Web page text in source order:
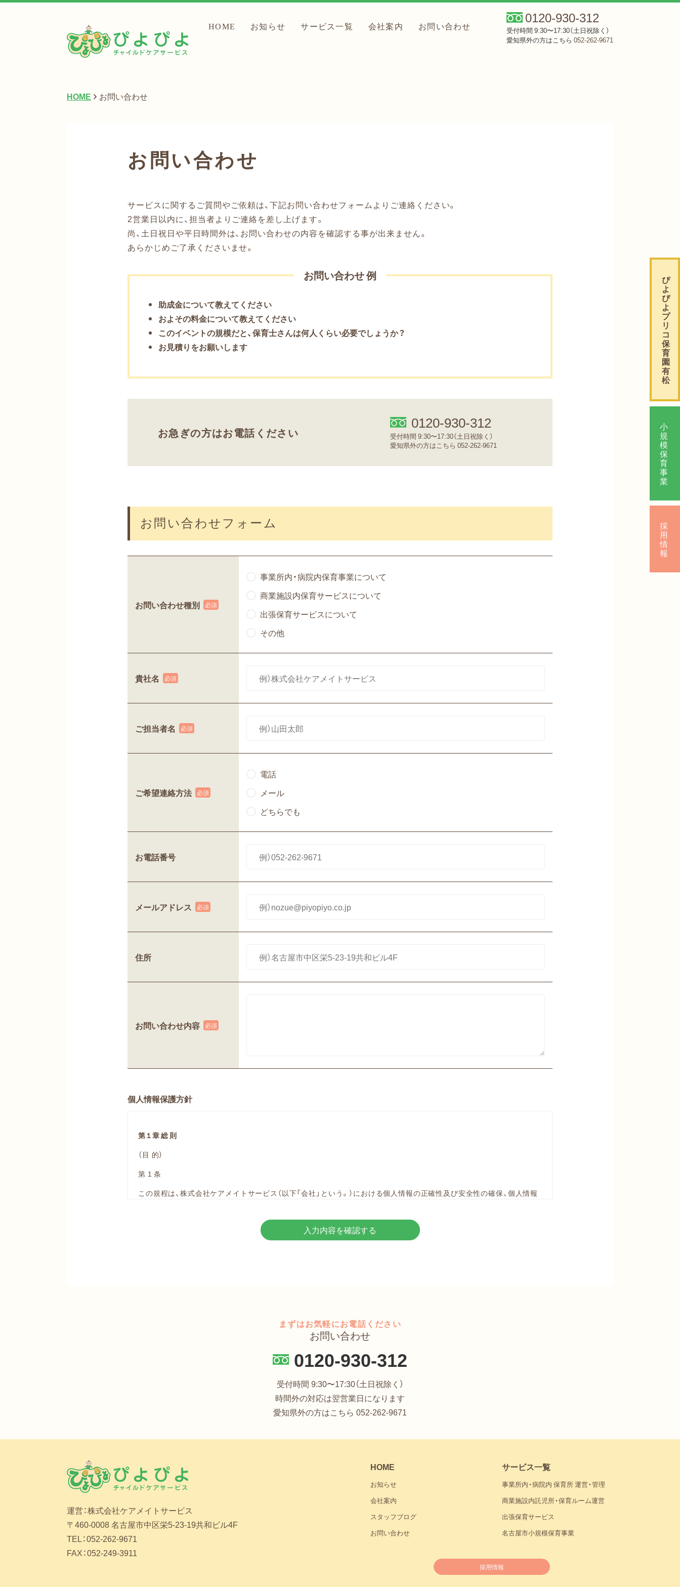
HOME お知らせ サービス一覧 会社案内 お問い合わせ
0120-930-312
受付時間 9:30〜17:30（土日祝除く）
愛知県外の方はこちら 052-262-9671
HOME お問い合わせ
お問い合わせ
サービスに関するご質問やご依頼は、下記お問い合わせフォームよりご連絡ください。
2営業日以内に、担当者よりご連絡を差し上げます。
尚、土日祝日や平日時間外は、お問い合わせの内容を確認する事が出来ません。
あらかじめご了承くださいませ。
お問い合わせ 例
助成金について教えてください
およその料金について教えてください
このイベントの規模だと、保育士さんは何人くらい必要でしょうか？
お見積りをお願いします
お急ぎの方はお電話ください
0120-930-312
受付時間 9:30〜17:30（土日祝除く）
愛知県外の方はこちら 052-262-9671
お問い合わせフォーム
お問い合わせ種別
事業所内・病院内保育事業について
商業施設内保育サービスについて
出張保育サービスについて
その他
貴社名
ご担当者名
ご希望連絡方法
電話
メール
どちらでも
お電話番号
メールアドレス
住所
お問い合わせ内容
個人情報保護方針
第１章 総 則
（目 的）
第 1 条
この規程は、株式会社ケアメイトサービス（以下「会社」という。）における個人情報の正確性及び安全性の確保、個人情報
この規程は、会社のすべての従業者に適用する。また、会社が個人情報を第三者に委託する場合には、委託先の第三者にも
生存する個人に関する情報であって、当該情報に含まれる氏名、生年月日その他の記述又は個人別に付された番号、記号そ
合することができ、それにより当該個人を識別できるものを含む。）をいう。
個人情報を含む情報の集合物であって、次に掲げるものをいう。
① 特定の個人情報をコンピュータを用いて検索することができるように体系的に構成したもの
② 個人情報を一定の規則に従って整理することにより、特定の個人情報を容易に検索することができるように体系
政法人及びその取り扱う個人情報の量及び利用方法からみて個人の権利利益を害するおそれが少ないものとして政令で
定める者（その事業の用に供する個人データベース等を構成する個人情報によって識別される特定の個人の数の合計が６
ヵ月以内のいずれの日においても5,000人を超えない者）を除く。
（４）個人データ
個人情報データベース等を構成する個人情報をいう。当社における個人情報は、①役員、社員、パート等の個人情報、②コ
ンパニオン等の個人情報、③営業・契約社員の個人情報、④顧客の個人情報、⑤クイッキング応募データ等の情報
個人情報取扱事業者が、開示、内容の訂正、追加又は削除、利用の停止、消去及び第三者への提供の停止のすべてを行うこと
ができる権限を有する個人データであって、その存否が明らかになることにより公益その他の利害が害されるものとして
入力内容を確認する
まずはお気軽にお電話ください
お問い合わせ
0120-930-312
受付時間 9:30〜17:30（土日祝除く）
時間外の対応は翌営業日になります
愛知県外の方はこちら 052-262-9671
ぴ
よ
ぴ
よ
プ
リ
コ
保
育
園
有
松
小
規
模
保
育
事
業
採
用
情
報
運営：株式会社ケアメイトサービス
〒460-0008 名古屋市中区栄5-23-19共和ビル4F
TEL：052-262-9671
FAX：052-249-3911
HOME
お知らせ
会社案内
スタッフブログ
お問い合わせ
サービス一覧
事業所内・病院内 保育所 運営・管理
商業施設内託児所・保育ルーム運営
出張保育サービス
名古屋市小規模保育事業
採用情報